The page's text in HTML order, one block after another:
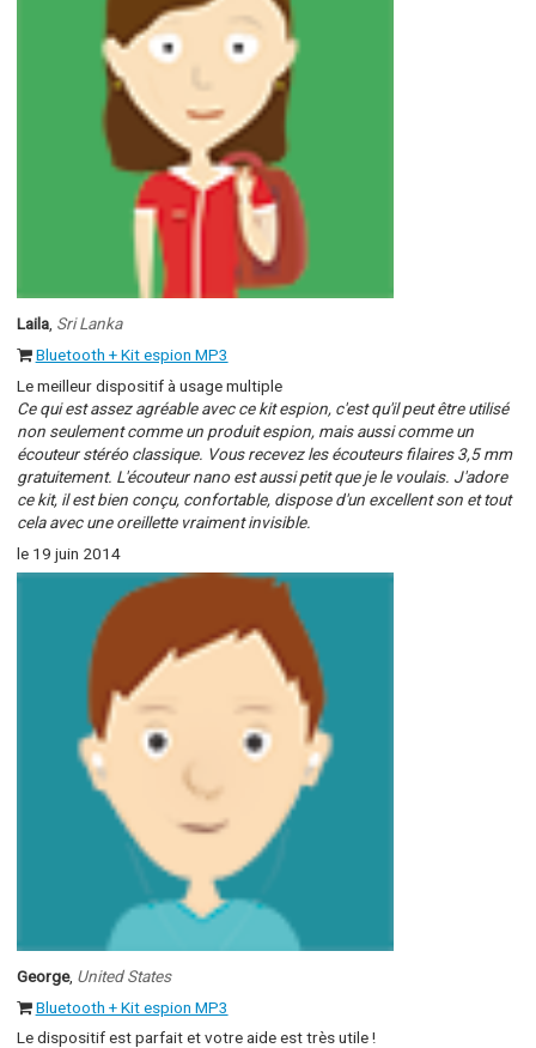
Laila, Sri Lanka
Bluetooth + Kit espion MP3
Le meilleur dispositif à usage multiple
Ce qui est assez agréable avec ce kit espion, c'est qu'il peut être utilisé
non seulement comme un produit espion, mais aussi comme un
écouteur stéréo classique. Vous recevez les écouteurs filaires 3,5 mm
gratuitement. L'écouteur nano est aussi petit que je le voulais. J'adore
ce kit, il est bien conçu, confortable, dispose d'un excellent son et tout
cela avec une oreillette vraiment invisible.
le 19 juin 2014
George, United States
Bluetooth + Kit espion MP3
Le dispositif est parfait et votre aide est très utile !